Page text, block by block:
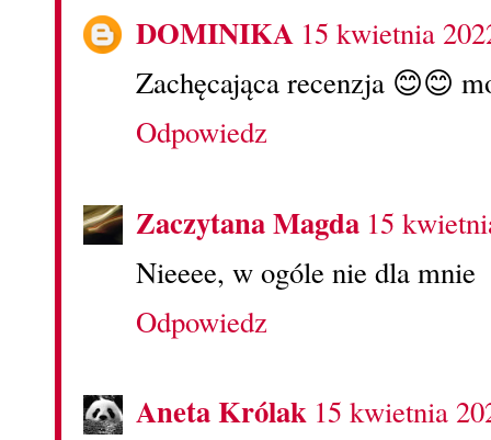
DOMINIKA 15 kwietnia
Zachęcająca recenzja 😊😊
Odpowiedz
Zaczytana Magda 15
Nieeee, w ogóle nie dla mnie
Odpowiedz
Aneta Królak 15 kwietnia